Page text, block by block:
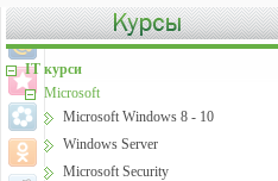
IT курси
Microsoft
Microsoft Windows 8 - 10
Windows Server
Microsoft Security